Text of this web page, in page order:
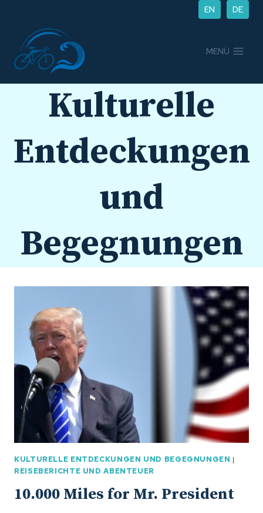
springen
EN DE
MENÜ
Kulturelle
Entdeckungen
und
Begegnungen
KULTURELLE ENTDECKUNGEN UND BEGEGNUNGEN |
REISEBERICHTE UND ABENTEUER
10.000 Miles for Mr. President